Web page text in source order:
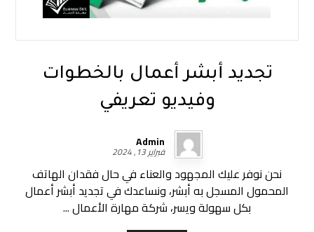
تجديد أبشر أعمال بالخطوات
وفيديو تعريفي
Admin
فبراير 13, 2024
نحن نوفر عليك المجهود والعناء في حال فقدان الهاتف
المحمول المسجل به أبشر، ونساعدك في تجديد أبشر أعمال
بكل سهولة ويسر، شركة مهارة الأعمال ...